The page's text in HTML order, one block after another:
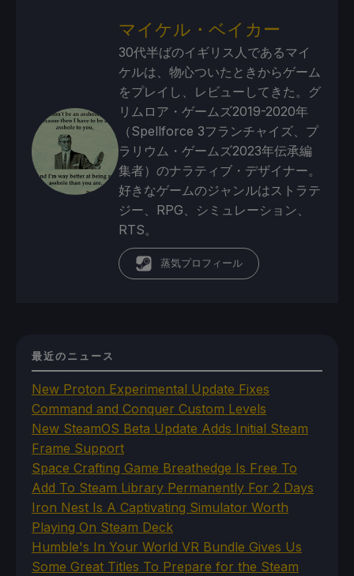
マイケル・ベイカー
30代半ばのイギリス人であるマイ
ケルは、物心ついたときからゲーム
をプレイし、レビューしてきた。グ
リムロア・ゲームズ2019-2020年
（Spellforce 3フランチャイズ、プ
ラリウム・ゲームズ2023年伝承編
集者）のナラティブ・デザイナー。
好きなゲームのジャンルはストラテ
ジー、RPG、シミュレーション、
RTS。
蒸気プロフィール
最近のニュース
New Proton Experimental Update Fixes
Command and Conquer Custom Levels
New SteamOS Beta Update Adds Initial Steam
Frame Support
Space Crafting Game Breathedge Is Free To
Add To Steam Library Permanently For 2 Days
Iron Nest Is A Captivating Simulator Worth
Playing On Steam Deck
Humble's In Your World VR Bundle Gives Us
Some Great Titles To Prepare for the Steam